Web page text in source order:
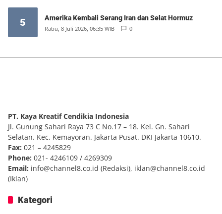
5 Amerika Kembali Serang Iran dan Selat Hormuz
Rabu, 8 Juli 2026, 06:35 WIB 0
PT. Kaya Kreatif Cendikia Indonesia
Jl. Gunung Sahari Raya 73 C No.17 – 18. Kel. Gn. Sahari
Selatan. Kec. Kemayoran. Jakarta Pusat. DKI Jakarta 10610.
Fax: 021 – 4245829
Phone: 021- 4246109 / 4269309
Email: info@channel8.co.id (Redaksi), iklan@channel8.co.id
(Iklan)
Kategori